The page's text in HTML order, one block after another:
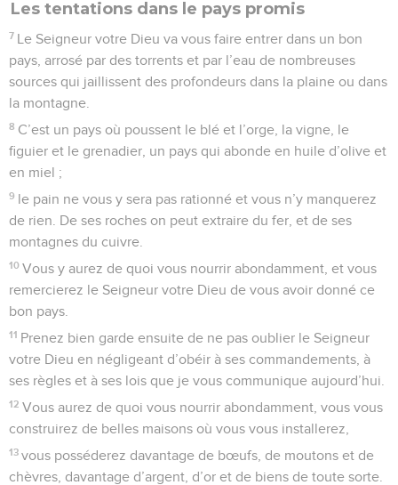
Les tentations dans le pays promis
7 Le Seigneur votre Dieu va vous faire entrer dans un bon
pays, arrosé par des torrents et par l’eau de nombreuses
sources qui jaillissent des profondeurs dans la plaine ou dans
la montagne.
8 C’est un pays où poussent le blé et l’orge, la vigne, le
figuier et le grenadier, un pays qui abonde en huile d’olive et
en miel ;
9 le pain ne vous y sera pas rationné et vous n’y manquerez
de rien. De ses roches on peut extraire du fer, et de ses
montagnes du cuivre.
10 Vous y aurez de quoi vous nourrir abondamment, et vous
remercierez le Seigneur votre Dieu de vous avoir donné ce
bon pays.
11 Prenez bien garde ensuite de ne pas oublier le Seigneur
votre Dieu en négligeant d’obéir à ses commandements, à
ses règles et à ses lois que je vous communique aujourd’hui.
12 Vous aurez de quoi vous nourrir abondamment, vous vous
construirez de belles maisons où vous vous installerez,
13 vous posséderez davantage de bœufs, de moutons et de
chèvres, davantage d’argent, d’or et de biens de toute sorte.